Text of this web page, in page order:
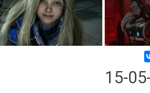
15-